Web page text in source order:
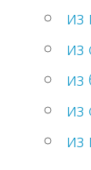
из
из
из